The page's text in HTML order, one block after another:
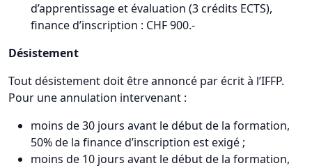
d’apprentissage et évaluation (3 crédits ECTS),
finance d’inscription : CHF 900.-
Désistement
Tout désistement doit être annoncé par écrit à l’IFFP.
Pour une annulation intervenant :
moins de 30 jours avant le début de la formation,
50% de la finance d’inscription est exigé ;
moins de 10 jours avant le début de la formation,